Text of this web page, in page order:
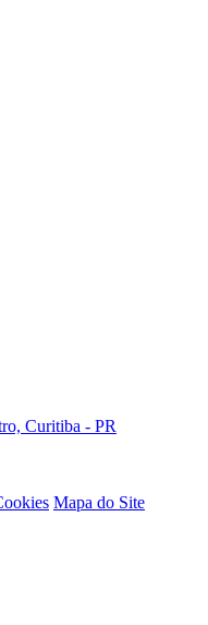
Curitiba - PR
Mapa do Site